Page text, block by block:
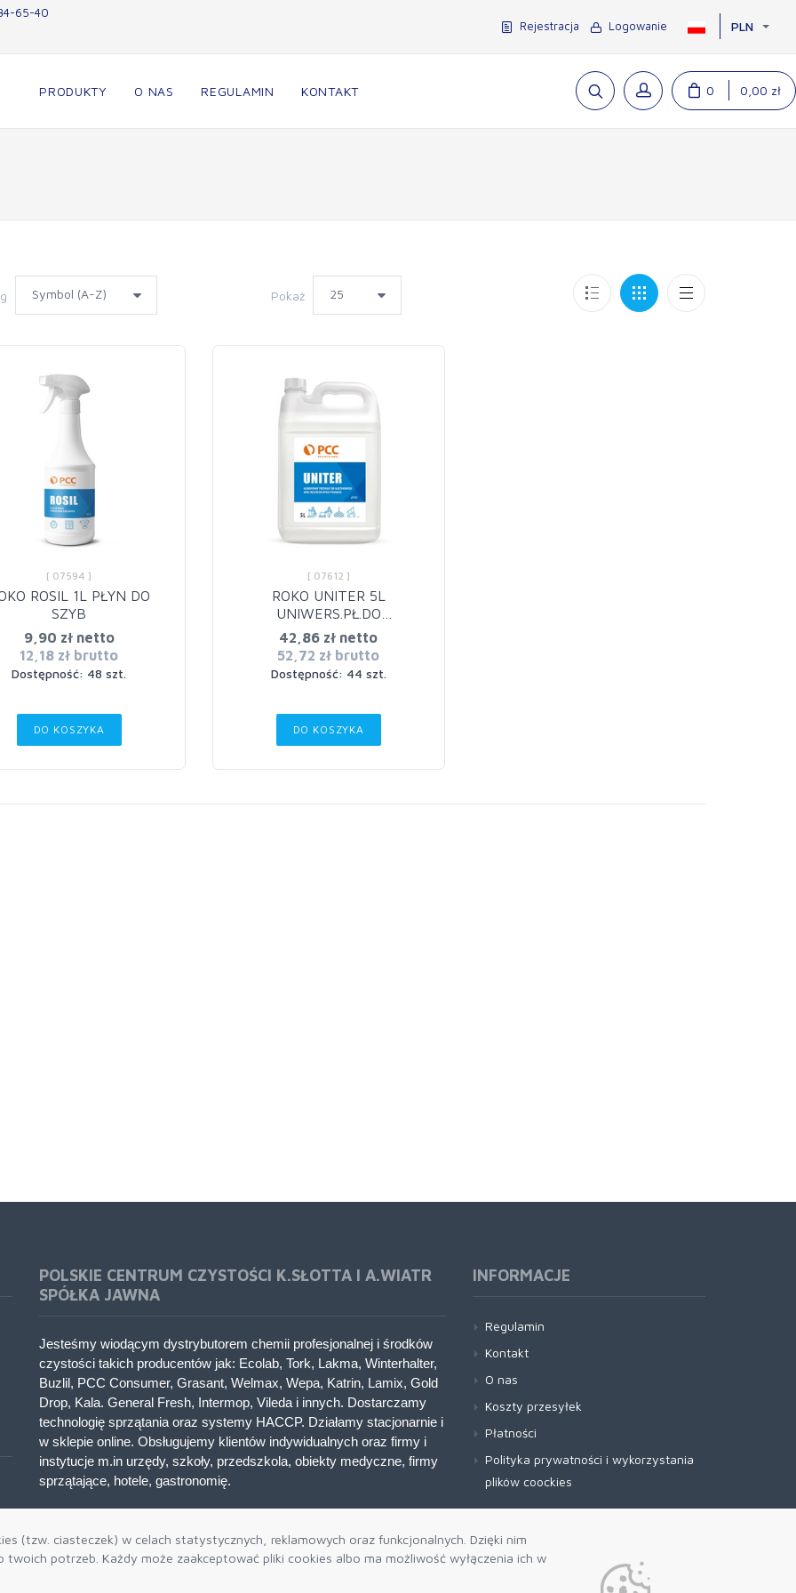
(tzw. ciasteczek) w celach statystycznych, reklamowych oraz funkcjonalnych. Dzięki nim
potrzeb. Każdy może zaakceptować pliki cookies albo ma możliwość wyłączenia ich w
65-40
Rejestracja Logowanie PLN
PRODUKTY O NAS REGULAMIN KONTAKT 0 0,00 zł
Pokaż
[ 07594 ]
ROSIL 1L PŁYN DO
SZYB
9,90 zł netto
12,18 zł brutto
Dostępność: 48 szt.
DO KOSZYKA
[ 07612 ]
ROKO UNITER 5L
UNIWERS.PŁ.DO
CZYSZCZENIA
42,86 zł netto
52,72 zł brutto
Dostępność: 44 szt.
DO KOSZYKA
POLSKIE CENTRUM CZYSTOŚCI K.SŁOTTA I A.WIATR
SPÓŁKA JAWNA
Jesteśmy wiodącym dystrybutorem chemii profesjonalnej i środków
czystości takich producentów jak: Ecolab, Tork, Lakma, Winterhalter,
Buzlil, PCC Consumer, Grasant, Welmax, Wepa, Katrin, Lamix, Gold
Drop, Kala. General Fresh, Intermop, Vileda i innych. Dostarczamy
technologię sprzątania oraz systemy HACCP. Działamy stacjonarnie i
w sklepie online. Obsługujemy klientów indywidualnych oraz firmy i
instytucje m.in urzędy, szkoły, przedszkola, obiekty medyczne, firmy
sprzątające, hotele, gastronomię.
INFORMACJE
Regulamin
Kontakt
O nas
Koszty przesyłek
Płatności
Polityka prywatności i wykorzystania
plików coockies